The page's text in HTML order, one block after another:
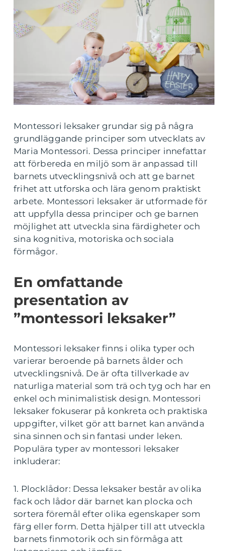
Montessori leksaker grundar sig på några
grundläggande principer som utvecklats av
Maria Montessori. Dessa principer innefattar
att förbereda en miljö som är anpassad till
barnets utvecklingsnivå och att ge barnet
frihet att utforska och lära genom praktiskt
arbete. Montessori leksaker är utformade för
att uppfylla dessa principer och ge barnen
möjlighet att utveckla sina färdigheter och
sina kognitiva, motoriska och sociala
förmågor.
En omfattande
presentation av
”montessori leksaker”
Montessori leksaker finns i olika typer och
varierar beroende på barnets ålder och
utvecklingsnivå. De är ofta tillverkade av
naturliga material som trä och tyg och har en
enkel och minimalistisk design. Montessori
leksaker fokuserar på konkreta och praktiska
uppgifter, vilket gör att barnet kan använda
sina sinnen och sin fantasi under leken.
Populära typer av montessori leksaker
inkluderar:
1. Plocklådor: Dessa leksaker består av olika
fack och lådor där barnet kan plocka och
sortera föremål efter olika egenskaper som
färg eller form. Detta hjälper till att utveckla
barnets finmotorik och sin förmåga att